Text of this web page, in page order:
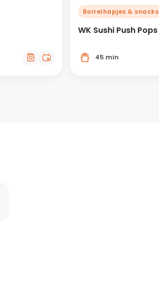
Borrelhapjes & snacks
WK Sushi Push Pops
45 min